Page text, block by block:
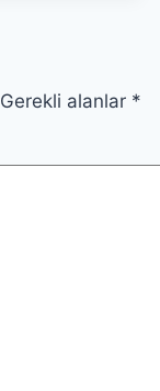
Gerekli alanlar *